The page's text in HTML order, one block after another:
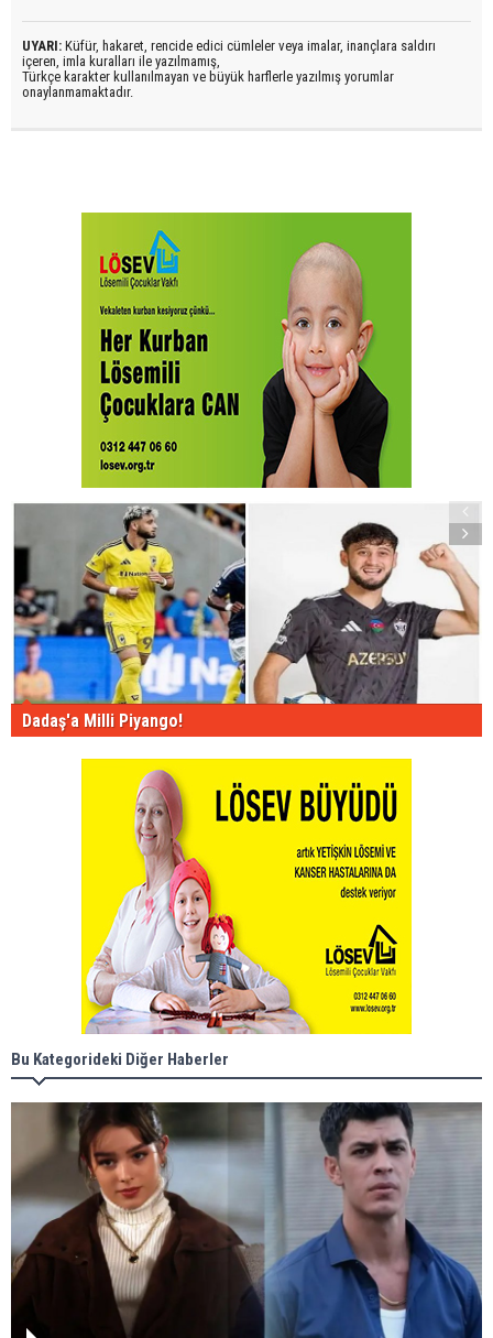
UYARI: Küfür, hakaret, rencide edici cümleler veya imalar, inançlara saldırı
içeren, imla kuralları ile yazılmamış,
Türkçe karakter kullanılmayan ve büyük harflerle yazılmış yorumlar
onaylanmamaktadır.
Dadaş'a Milli Piyango!
Bu Kategorideki Diğer Haberler